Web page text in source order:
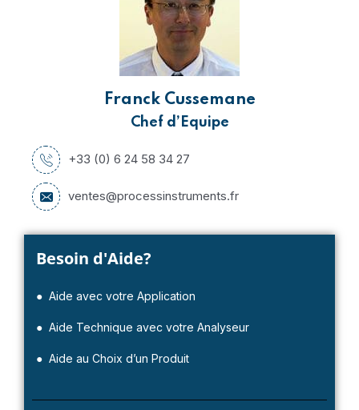
Franck Cussemane
Chef d’Equipe
+33 (0) 6 24 58 34 27
ventes@processinstruments.fr
Besoin d'Aide?
● Aide avec votre Application
● Aide Technique avec votre Analyseur
● Aide au Choix d’un Produit